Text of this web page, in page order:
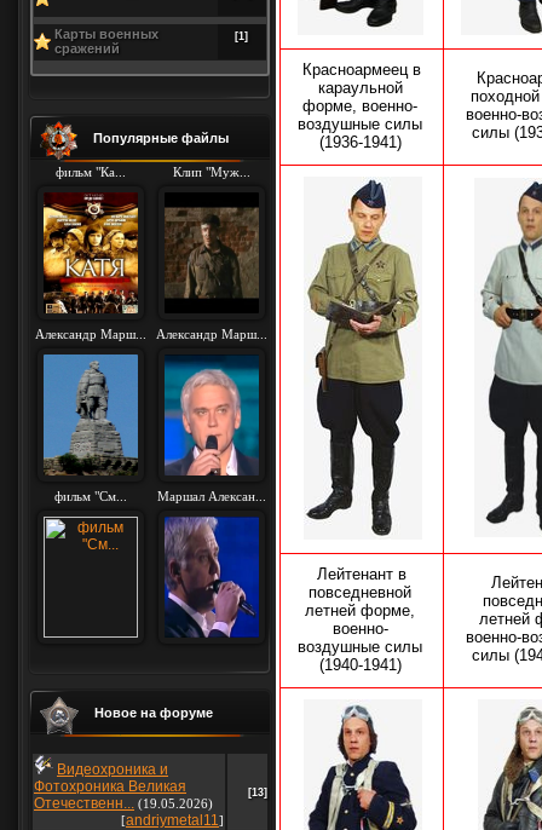
Карты военных
сражений
[1]
Популярные файлы
фильм "Ка... Клип "Муж...
Александр Марш... Александр Марш...
фильм "См... Маршал Алексан...
Новое на форуме
Видеохроника и
Фотохроника Великая
Отечественн... (19.05.2026)
[andriymetal11]
[13]
Красноармеец в
караульной
форме, военно-
воздушные силы
(1936-1941)
военно-
силы
Лейтенант в
повседневной
летней форме,
военно-
воздушные силы
(1940-1941)
летней
военно-
силы